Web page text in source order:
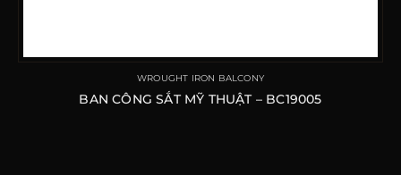
WROUGHT IRON BALCONY
BAN CÔNG SẮT MỸ THUẬT – BC19005